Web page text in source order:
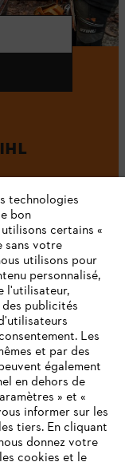
technologies
bon
certains «
sans votre
utilisons pour
personnalisé,
l'utilisateur,
publicités
Les
et par des
également
en dehors de
» et «
informer sur les
tiers. En cliquant
donnez votre
cookies et le